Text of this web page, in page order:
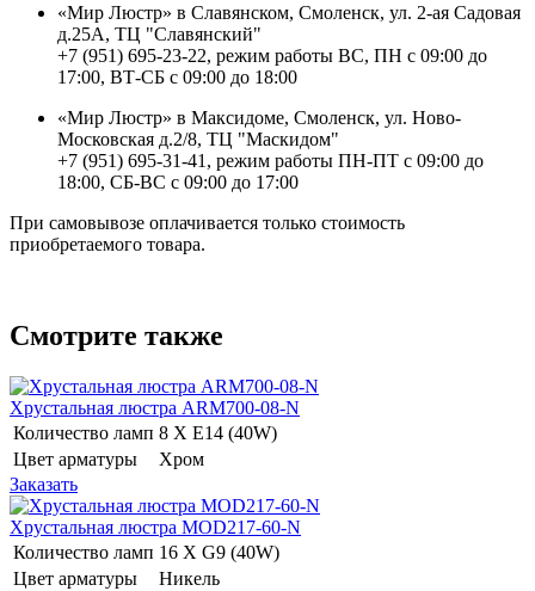
«Мир Люстр» в Славянском, Смоленск, ул. 2-ая Садовая
д.25А, ТЦ "Славянский"
+7 (951) 695-23-22, режим работы ВС, ПН с 09:00 до
17:00, ВТ-СБ с 09:00 до 18:00
«Мир Люстр» в Максидоме, Смоленск, ул. Ново-
Московская д.2/8, ТЦ "Маскидом"
+7 (951) 695-31-41, режим работы ПН-ПТ с 09:00 до
18:00, СБ-ВС с 09:00 до 17:00
При самовывозе оплачивается только стоимость
приобретаемого товара.
Смотрите также
Хрустальная люстра ARM700-08-N
Количество ламп 8 Х E14 (40W)
Цвет арматуры
Хром
Заказать
Хрустальная люстра MOD217-60-N
Количество ламп 16 Х G9 (40W)
Цвет арматуры
Никель